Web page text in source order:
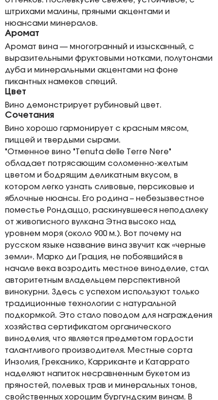
штрихами малины, пряными акцентами и
нюансами минералов.
Аромат
Аромат вина — многогранный и изысканный, с
выразительными фруктовыми нотками, полутонами
дуба и минеральными акцентами на фоне
пикантных намеков специй.
Цвет
Вино демонстрирует рубиновый цвет.
Сочетания
Вино хорошо гармонирует с красным мясом,
пиццей и твердыми сырами.
"Отменное вино "Tenuta delle Terre Nere"
обладает потрясающим соломенно-желтым
цветом и бодрящим деликатным вкусом, в
котором легко узнать сливовые, персиковые и
яблочные нюансы. Его родина – небезызвестное
поместье Рондаццо, раскинувшееся неподалеку
от живописного вулкана Этна высоко над
уровнем моря (около 900 м.). Вот почему на
русском языке название вина звучит как «черные
земли». Марко ди Грация, не побоявшийся в
начале века возродить местное виноделие, стал
авторитетным владельцем перспективной
винокурни. Здесь с успехом используют только
традиционные технологии с натуральной
подкормкой. Это стало поводом для награждения
хозяйства сертификатом органического
виноделия, что является предметом гордости
талантливого производителя. Местные сорта
Инзолия, Греканико, Карриканте и Катаррато
наделяют напиток несравненным букетом из
пряностей, полевых трав и минеральных тонов,
свойственных хорошим бургундским винам. В